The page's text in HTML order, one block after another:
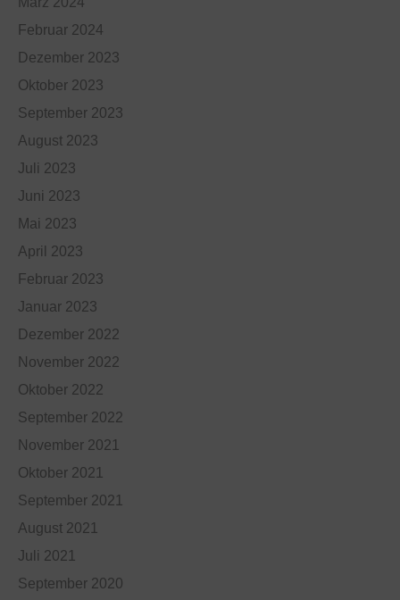
Februar 2024
Dezember 2023
Oktober 2023
September 2023
August 2023
Juli 2023
Juni 2023
Mai 2023
April 2023
Februar 2023
Januar 2023
Dezember 2022
November 2022
Oktober 2022
September 2022
November 2021
Oktober 2021
September 2021
August 2021
Juli 2021
September 2020